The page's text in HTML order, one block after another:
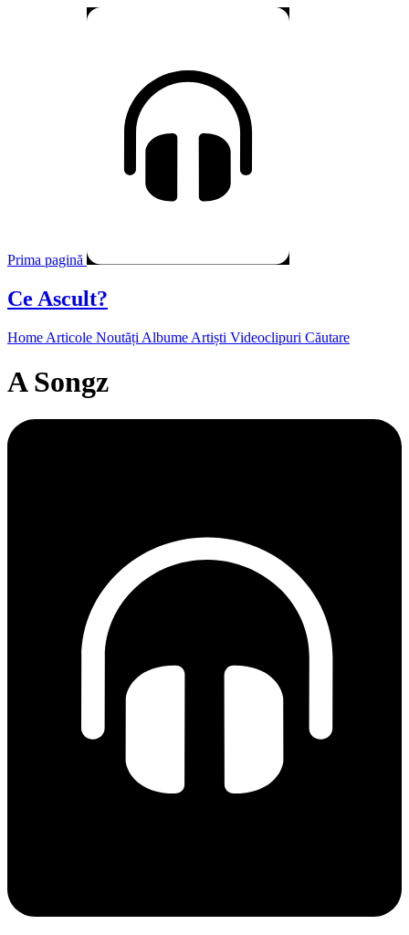
Prima pagină
Ce Ascult?
Home Articole Noutăți Albume Artiști Videoclipuri Căutare
A Songz